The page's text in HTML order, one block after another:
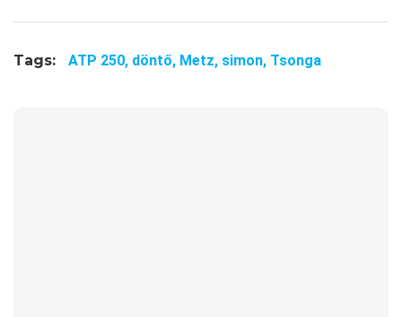
Tags: ATP 250, döntő, Metz, simon, Tsonga